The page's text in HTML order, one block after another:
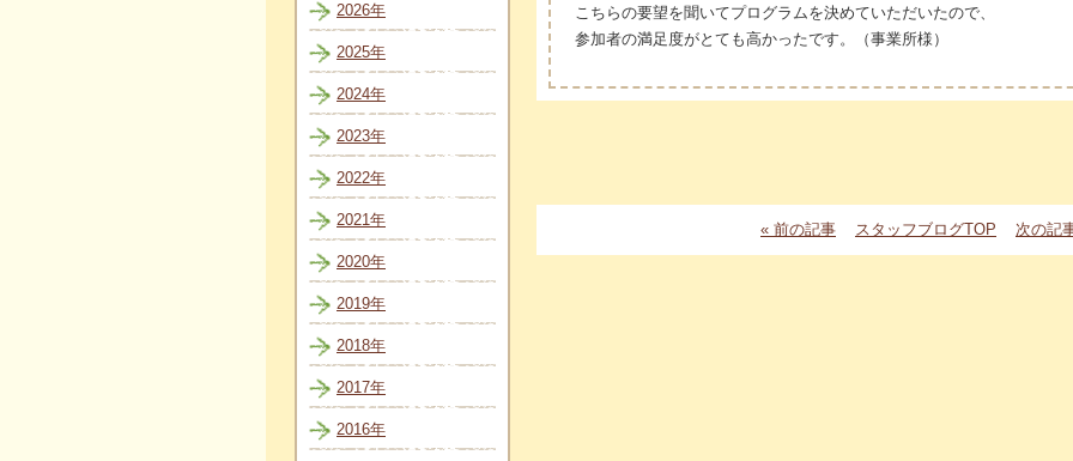
こちらの要望を聞いてプログラムを決めていただいたので、
参加者の満足度がとても高かったです。（事業所様）
« 前の記事 スタッフブログTOP 次の記
2026年
2025年
2024年
2023年
2022年
2021年
2020年
2019年
2018年
2017年
2016年